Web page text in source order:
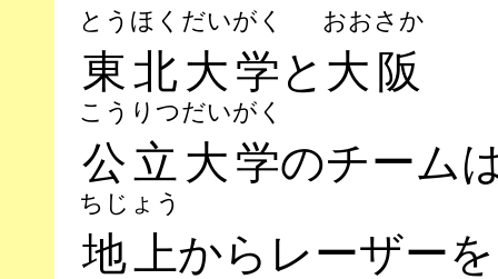
東北大学
とうほくだいがく
と大阪
おおさか
公立大学
こうりつだいがく
のチーム
地上
ちじょう
からレーザーを